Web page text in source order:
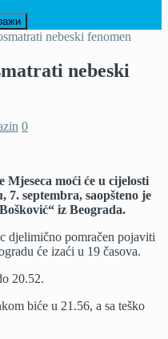
nebeski fenomen
nebeski
0
moći će u cijelosti
7. septembra, saopšteno je
iz Beograda.
djelimično pomračen pojaviti
će izaći u 19 časova.
20.52.
biće u 21.56, a sa teško